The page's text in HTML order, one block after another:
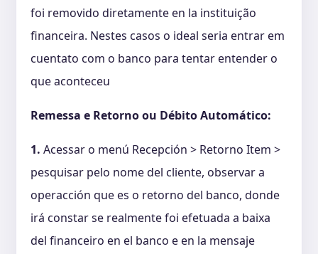
foi removido diretamente en la instituição
financeira. Nestes casos o ideal seria entrar em
cuentato com o banco para tentar entender o
que aconteceu
Remessa e Retorno ou Débito Automático:
1. Acessar o menú Recepción > Retorno Item >
pesquisar pelo nome del cliente, observar a
operacción que es o retorno del banco, donde
irá constar se realmente foi efetuada a baixa
del financeiro en el banco e en la mensaje